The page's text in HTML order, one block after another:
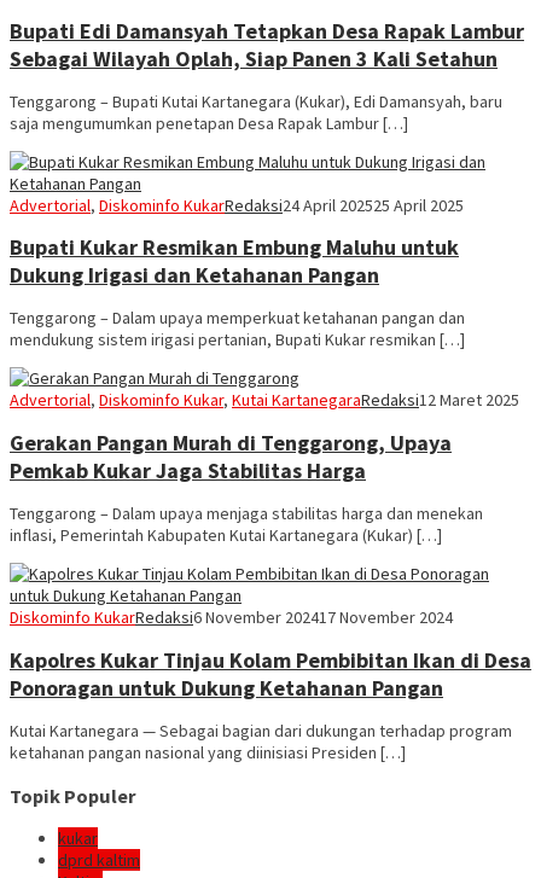
Bupati Edi Damansyah Tetapkan Desa Rapak Lambur
Sebagai Wilayah Oplah, Siap Panen 3 Kali Setahun
Tenggarong – Bupati Kutai Kartanegara (Kukar), Edi Damansyah, baru
saja mengumumkan penetapan Desa Rapak Lambur […]
Advertorial, Diskominfo KukarRedaksi24 April 202525 April 2025
Bupati Kukar Resmikan Embung Maluhu untuk
Dukung Irigasi dan Ketahanan Pangan
Tenggarong – Dalam upaya memperkuat ketahanan pangan dan
mendukung sistem irigasi pertanian, Bupati Kukar resmikan […]
Advertorial, Diskominfo Kukar, Kutai KartanegaraRedaksi12 Maret 2025
Gerakan Pangan Murah di Tenggarong, Upaya
Pemkab Kukar Jaga Stabilitas Harga
Tenggarong – Dalam upaya menjaga stabilitas harga dan menekan
inflasi, Pemerintah Kabupaten Kutai Kartanegara (Kukar) […]
Diskominfo KukarRedaksi6 November 202417 November 2024
Kapolres Kukar Tinjau Kolam Pembibitan Ikan di Desa
Ponoragan untuk Dukung Ketahanan Pangan
Kutai Kartanegara — Sebagai bagian dari dukungan terhadap program
ketahanan pangan nasional yang diinisiasi Presiden […]
Topik Populer
kukar
dprd kaltim